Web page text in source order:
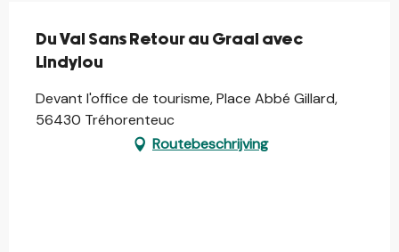
Du Val Sans Retour au Graal avec
Lindylou
Devant l'office de tourisme, Place Abbé Gillard,
56430 Tréhorenteuc
Routebeschrijving